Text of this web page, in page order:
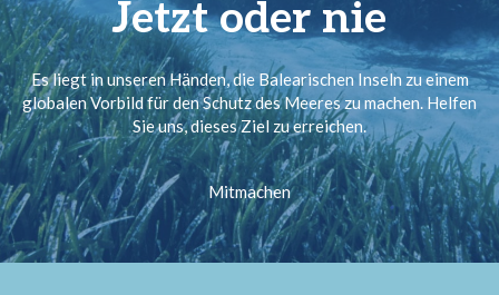
Jetzt oder nie
Es liegt in unseren Händen, die Balearischen Inseln zu einem
globalen Vorbild für den Schutz des Meeres zu machen. Helfen
Sie uns, dieses Ziel zu erreichen.
Mitmachen